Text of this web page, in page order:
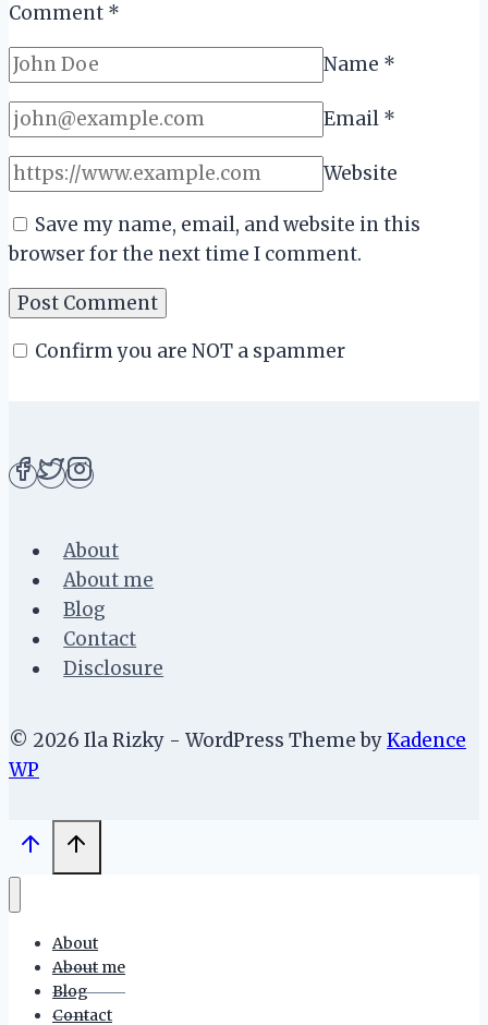
Comment *
Name *
Email *
Website
Save my name, email, and website in this
browser for the next time I comment.
Confirm you are NOT a spammer
About
About me
Blog
Contact
Disclosure
© 2026 Ila Rizky - WordPress Theme byKadence
WP
About
About me
Blog
Contact